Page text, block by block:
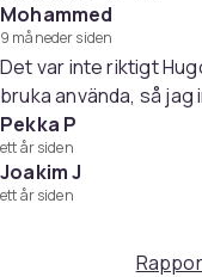
Mohammed
9 måneder siden
Det var inte riktigt
bruka använda, så jag
Pekka P
ett år siden
Joakim J
ett år siden